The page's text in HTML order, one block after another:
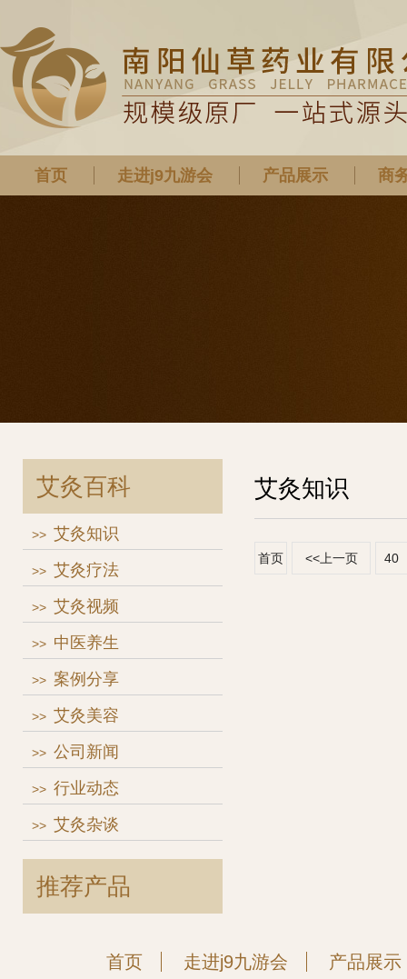
首页 走进j9九游会 产品展示 商
艾灸百科
>> 艾灸知识
>> 艾灸疗法
>> 艾灸视频
>> 中医养生
>> 案例分享
>> 艾灸美容
>> 公司新闻
>> 行业动态
>> 艾灸杂谈
推荐产品
艾灸知识
首页 <<上一页 40
首页 走进j9九游会 产品展示